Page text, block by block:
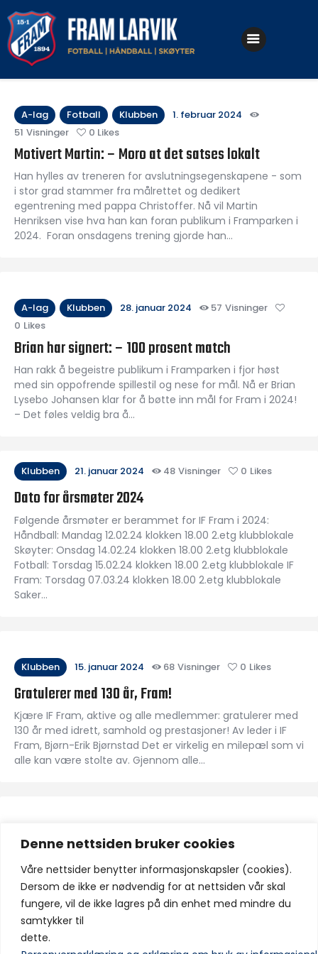
Denne nettsiden bruker cookies
Våre nettsider benytter informasjonskapsler (cookies).
Dersom de ikke er nødvendig for at nettsiden vår skal
fungere, vil de ikke lagres på din enhet med mindre du
samtykker til
dette.
Fotball
Håndball
Skøyter
A-lag Fotball Klubben
1. februar 2024
51 Visninger 0 Likes
Motivert Martin: – Moro at det satses lokalt
Han hylles av treneren for avslutningsegenskapene - som
i stor grad stammer fra målrettet og dedikert
egentrening med pappa Christoffer. Nå vil Martin
Henriksen vise hva han kan foran publikum i Framparken i
2024. Foran onsdagens trening gjorde han…
A-lag Klubben 28. januar 2024 57 Visninger
0 Likes
Brian har signert: – 100 prosent match
Han rakk å begeistre publikum i Framparken i fjor høst
med sin oppofrende spillestil og nese for mål. Nå er Brian
Lysebo Johansen klar for å bøtte inn mål for Fram i 2024!
– Det føles veldig bra å…
Klubben 21. januar 2024 48 Visninger 0 Likes
Dato for årsmøter 2024
Følgende årsmøter er berammet for IF Fram i 2024:
Håndball: Mandag 12.02.24 klokken 18.00 2.etg klubblokale
Skøyter: Onsdag 14.02.24 klokken 18.00 2.etg klubblokale
Fotball: Torsdag 15.02.24 klokken 18.00 2.etg klubblokale IF
Fram: Torsdag 07.03.24 klokken 18.00 2.etg klubblokale
Saker…
Klubben 15. januar 2024 68 Visninger 0 Likes
Gratulerer med 130 år, Fram!
Kjære IF Fram, aktive og alle medlemmer: gratulerer med
130 år med idrett, samhold og prestasjoner! Av leder i IF
Fram, Bjørn-Erik Bjørnstad Det er virkelig en milepæl som vi
alle kan være stolte av. Gjennom alle…
53 Visninger 0 Likes
Dette er status for Fram-troppen nå
Elleve spillere er for øyeblikket under kontrakt, fem spillere
er i dialog om å fortsette og sju spillere som bidro sist
sesong har forlatt klubben. Det er status for A-laget idet
oppkjøringen til 2024-sesongen startet denne uka. Noen…